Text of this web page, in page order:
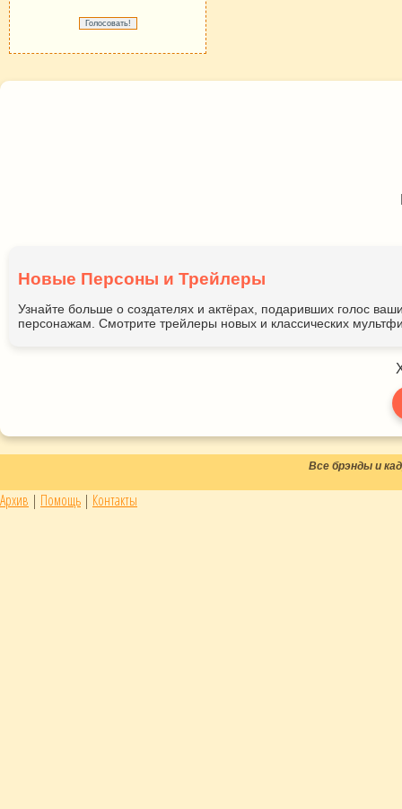
Новые Персоны и Трейлеры
Узнайте больше о создателях и актёрах, подаривших голос
персонажам. Смотрите трейлеры новых и классических
Все брэнды и
Архив | Помощь | Контакты